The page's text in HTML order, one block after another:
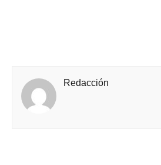
Redacción